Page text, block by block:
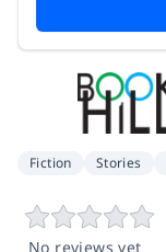
Fiction Stories
No reviews yet